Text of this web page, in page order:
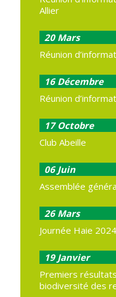
Allier
20 Mars
Réunion
16 Décembre
Réunion
17 Octobre
Club Abeille
06 Juin
Assemblée
26 Mars
Journée Haie 2024
19 Janvier
Premiers
biodiversité des